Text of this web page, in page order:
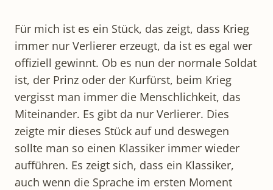
Für mich ist es ein Stück, das zeigt, dass Krieg
immer nur Verlierer erzeugt, da ist es egal wer
offiziell gewinnt. Ob es nun der normale Soldat
ist, der Prinz oder der Kurfürst, beim Krieg
vergisst man immer die Menschlichkeit, das
Miteinander. Es gibt da nur Verlierer. Dies
zeigte mir dieses Stück auf und deswegen
sollte man so einen Klassiker immer wieder
aufführen. Es zeigt sich, dass ein Klassiker,
auch wenn die Sprache im ersten Moment